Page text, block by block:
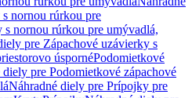
nornou rúrkou pre
s nornou rúrkou pre umývadlá,
pre Zápachové uzávierky s
úspornéPodomietkové
diely pre Podomietkové zápachové
Náhradné diely pre Prípojky pre